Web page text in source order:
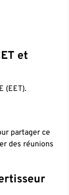
et
(EET).
partager ce
des réunions